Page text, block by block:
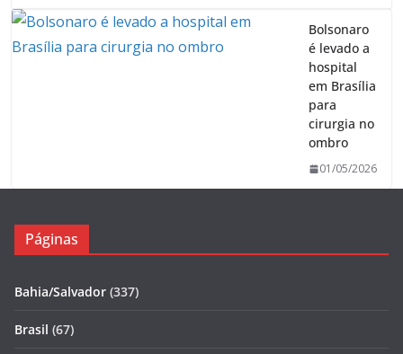
Bolsonaro
é levado a
hospital
em Brasília
para
cirurgia no
ombro
01/05/2026
Páginas
Bahia/Salvador (337)
Brasil (67)